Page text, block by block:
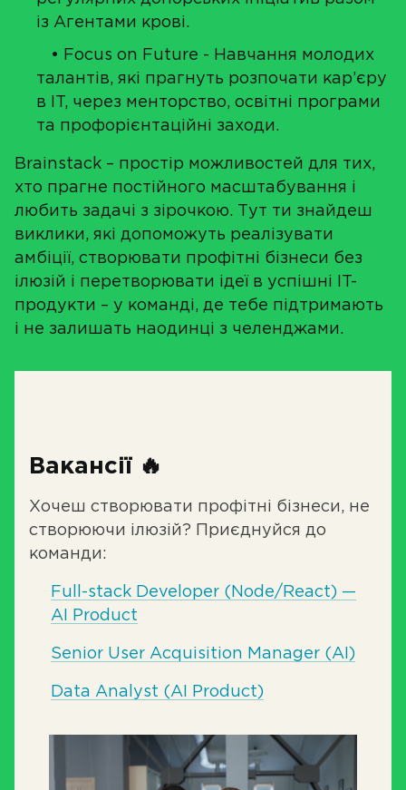
із Агентами крові.
• Focus on Future - Навчання молодих
талантів, які прагнуть розпочати кар’єру
в IT, через менторство, освітні програми
та профорієнтаційні заходи.
Brainstack – простір можливостей для тих,
хто прагне постійного масштабування і
любить задачі з зірочкою. Тут ти знайдеш
виклики, які допоможуть реалізувати
амбіції, створювати профітні бізнеси без
ілюзій і перетворювати ідеї в успішні IT-
продукти – у команді, де тебе підтримають
і не залишать наодинці з челенджами.
Вакансії 🔥
Хочеш створювати профітні бізнеси, не
створюючи ілюзій? Приєднуйся до
команди:
Full-stack Developer (Node/React) —
AI Product
Senior User Acquisition Manager (AI)
Data Analyst (AI Product)